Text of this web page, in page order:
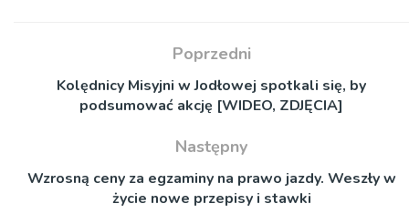
Poprzedni
Kolędnicy Misyjni w Jodłowej spotkali się, by
podsumować akcję [WIDEO, ZDJĘCIA]
Następny
Wzrosną ceny za egzaminy na prawo jazdy. Weszły w
życie nowe przepisy i stawki